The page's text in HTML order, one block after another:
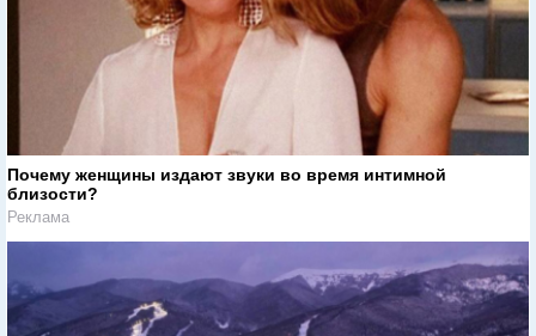
Почему женщины издают звуки во время интимной
близости?
Реклама